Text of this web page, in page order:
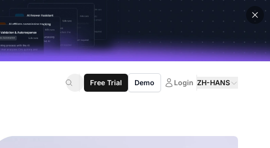
Free Trial Demo Login ZH-HANS